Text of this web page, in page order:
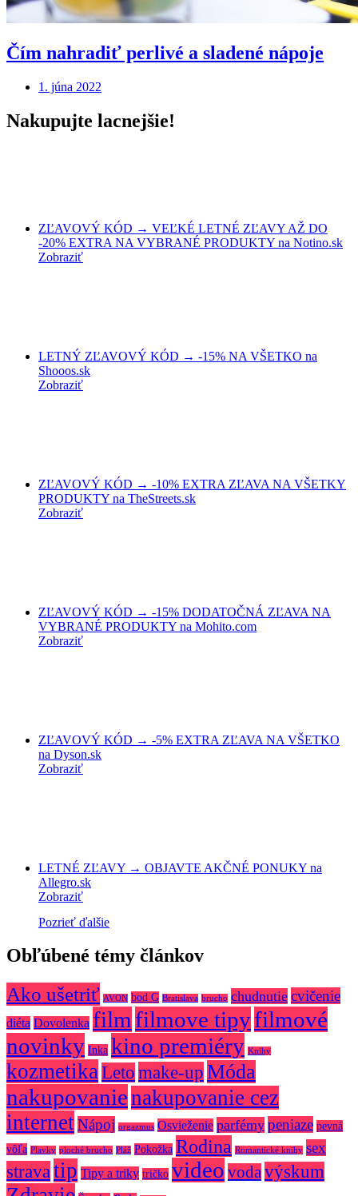
Čím nahradiť perlivé a sladené nápoje
1. júna 2022
Nakupujte lacnejšie!
ZĽAVOVÝ KÓD → VEĽKÉ LETNÉ ZĽAVY AŽ DO
-20% EXTRA NA VYBRANÉ PRODUKTY na Notino.sk
Zobraziť
LETNÝ ZĽAVOVÝ KÓD → -15% NA VŠETKO na
Shooos.sk
Zobraziť
ZĽAVOVÝ KÓD → -10% EXTRA ZĽAVA NA VŠETKY
PRODUKTY na TheStreets.sk
Zobraziť
ZĽAVOVÝ KÓD → -15% DODATOČNÁ ZĽAVA NA
VYBRANÉ PRODUKTY na Mohito.com
Zobraziť
ZĽAVOVÝ KÓD → -5% EXTRA ZĽAVA NA VŠETKO
na Dyson.sk
Zobraziť
LETNÉ ZĽAVY → OBJAVTE AKČNÉ PONUKY na
Allegro.sk
Zobraziť
Pozrieť ďalšie
Obľúbené témy článkov
Ako ušetriť AVON bod G Bratislava brucho chudnutie cvičenie
diéta Dovolenka film filmove tipyfilmové
novinky Inka kino premiéry Knihy
kozmetikaLeto make-upMóda
nakupovanienakupovanie cez
internetNápoj orgazmus Osvieženie parfémy peniaze pevná
vôľa Plavky ploché brucho Pláž Pokožka Rodina Romantické knihy sex
stravatip Tipy a triky tričko video voda výskum